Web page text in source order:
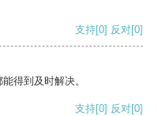
支持[0] 反对[0]
得到及时解决。
支持[0] 反对[0]